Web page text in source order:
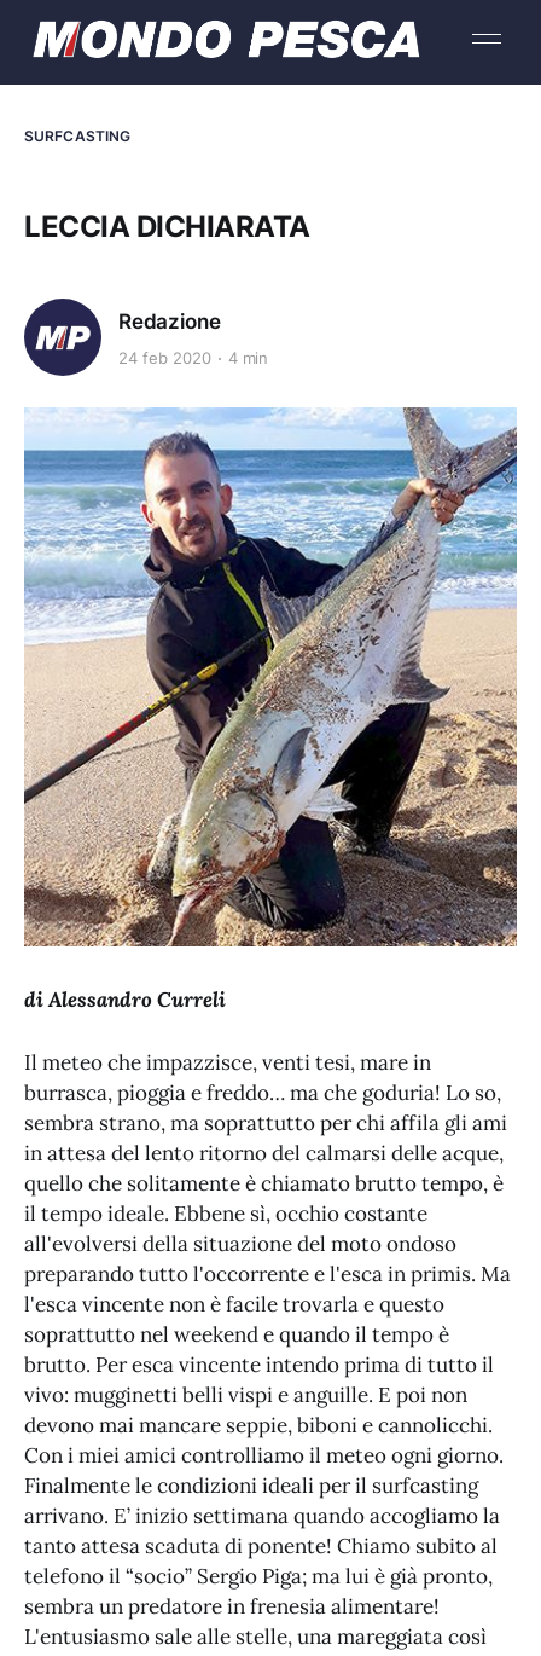
SURFCASTING
LECCIA DICHIARATA
Redazione
24 feb 2020 4 min
di Alessandro Curreli
Il meteo che impazzisce, venti tesi, mare in
burrasca, pioggia e freddo… ma che goduria! Lo so,
sembra strano, ma soprattutto per chi affila gli ami
in attesa del lento ritorno del calmarsi delle acque,
quello che solitamente è chiamato brutto tempo, è
il tempo ideale. Ebbene sì, occhio costante
all'evolversi della situazione del moto ondoso
preparando tutto l'occorrente e l'esca in primis. Ma
l'esca vincente non è facile trovarla e questo
soprattutto nel weekend e quando il tempo è
brutto. Per esca vincente intendo prima di tutto il
vivo: mugginetti belli vispi e anguille. E poi non
devono mai mancare seppie, biboni e cannolicchi.
Con i miei amici controlliamo il meteo ogni giorno.
Finalmente le condizioni ideali per il surfcasting
arrivano. E’ inizio settimana quando accogliamo la
tanto attesa scaduta di ponente! Chiamo subito al
telefono il “socio” Sergio Piga; ma lui è già pronto,
sembra un predatore in frenesia alimentare!
L'entusiasmo sale alle stelle, una mareggiata così